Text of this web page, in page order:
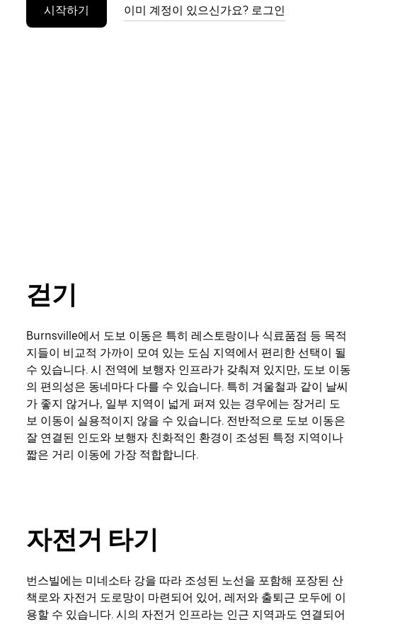
시작하기 이미 계정이 있으신가요? 로그인
걷기
Burnsville에서 도보 이동은 특히 레스토랑이나 식료품점 등 목적
지들이 비교적 가까이 모여 있는 도심 지역에서 편리한 선택이 될
수 있습니다. 시 전역에 보행자 인프라가 갖춰져 있지만, 도보 이동
의 편의성은 동네마다 다를 수 있습니다. 특히 겨울철과 같이 날씨
가 좋지 않거나, 일부 지역이 넓게 퍼져 있는 경우에는 장거리 도
보 이동이 실용적이지 않을 수 있습니다. 전반적으로 도보 이동은
잘 연결된 인도와 보행자 친화적인 환경이 조성된 특정 지역이나
짧은 거리 이동에 가장 적합합니다.
자전거 타기
번스빌에는 미네소타 강을 따라 조성된 노선을 포함해 포장된 산
책로와 자전거 도로망이 마련되어 있어, 레저와 출퇴근 모두에 이
용할 수 있습니다. 시의 자전거 인프라는 인근 지역과도 연결되어